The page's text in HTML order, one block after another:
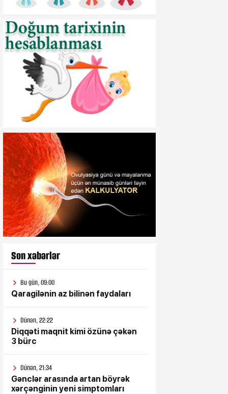
Son xəbərlər
Bu gün, 09:00
Qaragilənin az bilinən faydaları
Dünən, 22:22
Diqqəti maqnit kimi özünə çəkən
3 bürc
Dünən, 21:34
Gənclər arasında artan böyrək
xərçənginin yeni simptomları